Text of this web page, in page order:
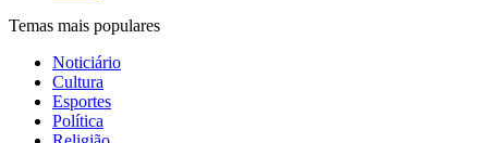
Temas mais populares
Noticiário
Cultura
Esportes
Política